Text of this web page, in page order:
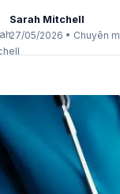
Sarah Mitchell
27/05/2026 • Chuyên